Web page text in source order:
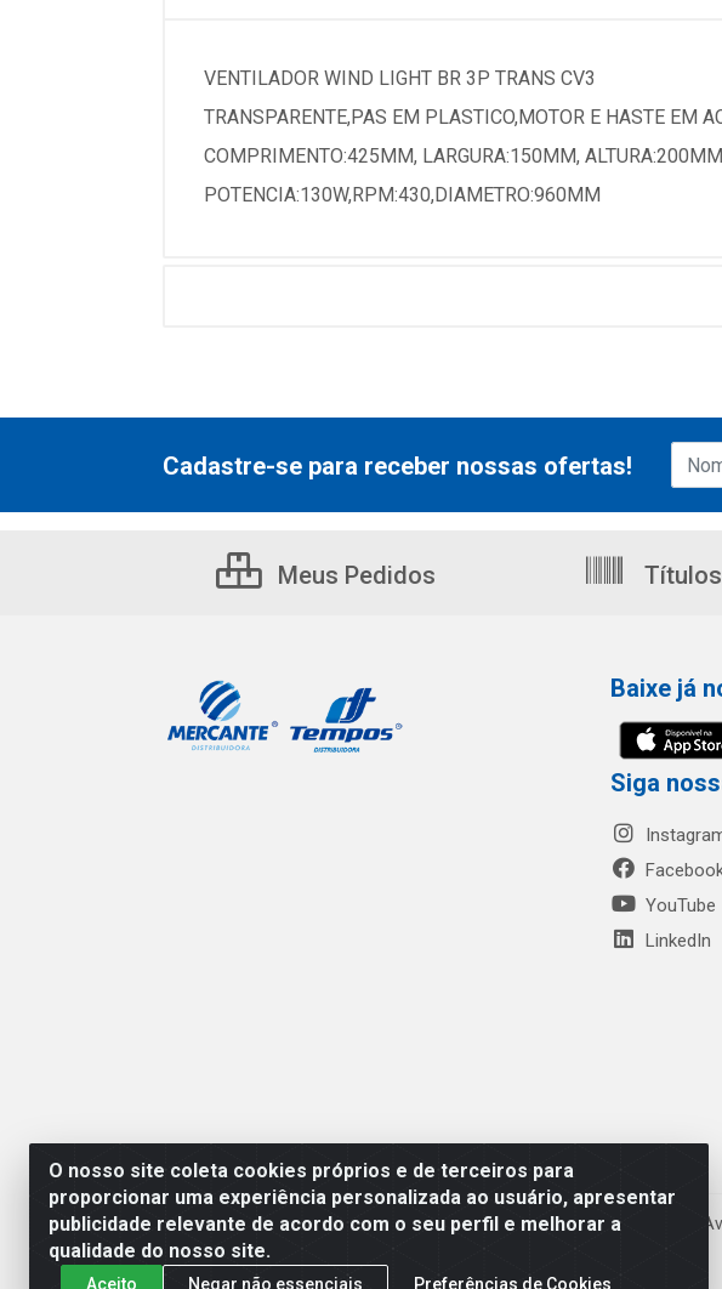
VENTILADOR WIND LIGHT BR 3P TRANS CV3
TRANSPARENTE,PAS EM PLASTICO,MOTOR E HASTE EM
COMPRIMENTO:425MM, LARGURA:150MM, ALTURA:200MM
POTENCIA:130W,RPM:430,DIAMETRO:960MM
O nosso site coleta cookies próprios e de terceiros para
proporcionar uma experiência personalizada ao usuário, apresentar
publicidade relevante de acordo com o seu perfil e melhorar a
qualidade do nosso site.
Aceito Negar não essenciais Preferências de Cookies
Cadastre-se para receber nossas ofertas!
Meus Pedidos Títulos
Baixe já
Siga
YouTube
LinkedIn
Mercante Distribuidora - Rua Mercante, 699 -